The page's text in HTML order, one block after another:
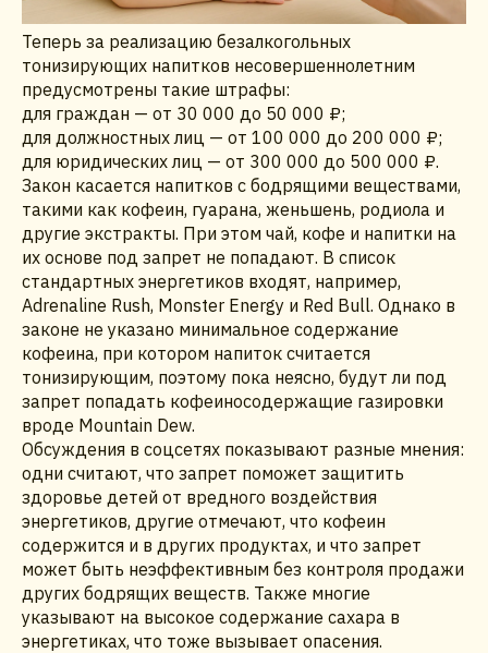
Теперь за реализацию безалкогольных
тонизирующих напитков несовершеннолетним
предусмотрены такие штрафы:
для граждан — от 30 000 до 50 000 ₽;
для должностных лиц — от 100 000 до 200 000 ₽;
для юридических лиц — от 300 000 до 500 000 ₽.
Закон касается напитков с бодрящими веществами,
такими как кофеин, гуарана, женьшень, родиола и
другие экстракты. При этом чай, кофе и напитки на
их основе под запрет не попадают. В список
стандартных энергетиков входят, например,
Adrenaline Rush, Monster Energy и Red Bull. Однако в
законе не указано минимальное содержание
кофеина, при котором напиток считается
тонизирующим, поэтому пока неясно, будут ли под
запрет попадать кофеиносодержащие газировки
вроде Mountain Dew.
Обсуждения в соцсетях показывают разные мнения:
одни считают, что запрет поможет защитить
здоровье детей от вредного воздействия
энергетиков, другие отмечают, что кофеин
содержится и в других продуктах, и что запрет
может быть неэффективным без контроля продажи
других бодрящих веществ. Также многие
указывают на высокое содержание сахара в
энергетиках, что тоже вызывает опасения.